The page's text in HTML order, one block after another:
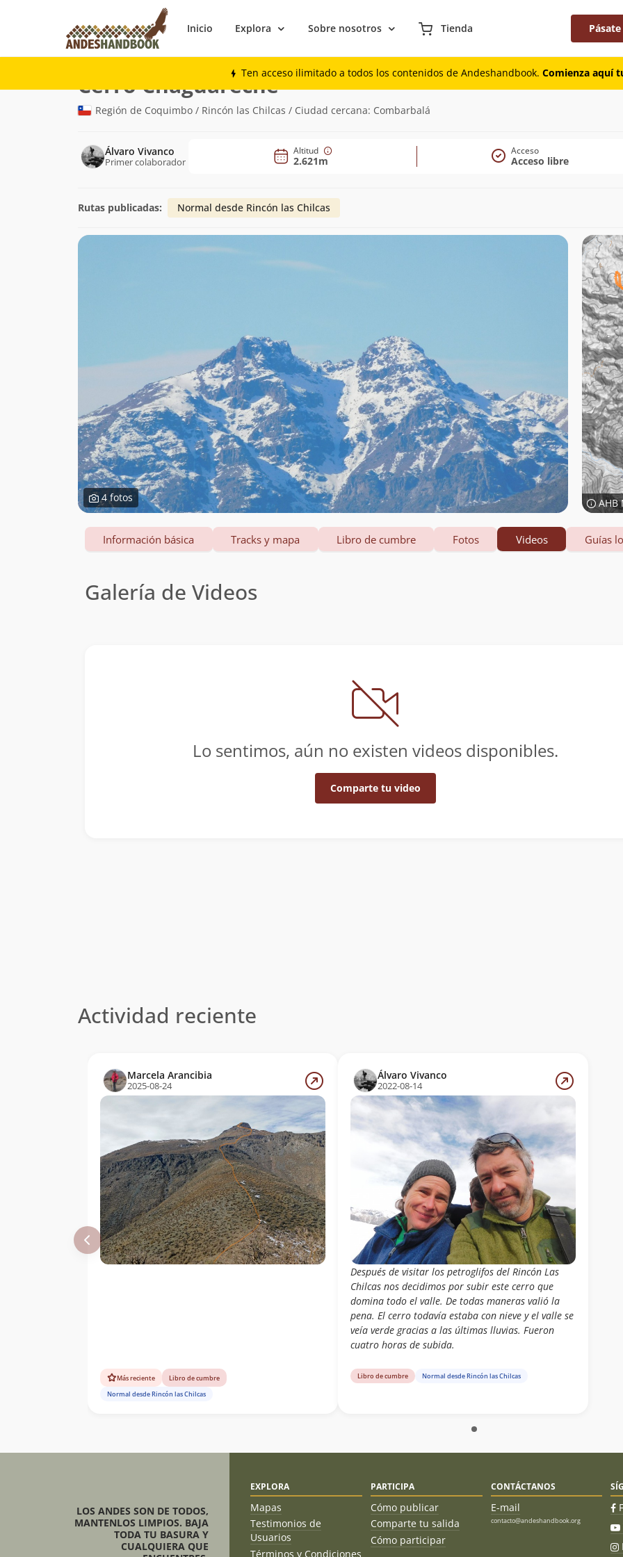
Inicio Explora Sobre nosotros Tienda
Ten acceso ilimitado a todos los contenidos de Andeshandbook. Comienza aquí
Montaña
Cerro Chaguareche(2.621m)
Región de Coquimbo / Rincón las Chilcas / Ciudad cercana: Combarbalá
Álvaro Vivanco
Primer colaborador
Altitud
2.621m
Acceso
Acceso libre
Rutas publicadas: Normal desde Rincón las Chilcas
4 fotos AHB
Información básica Tracks y mapa Libro de cumbre Fotos Videos Guías
Galería de Videos
Lo sentimos, aún no existen videos disponibles.
Comparte tu video
Actividad reciente
Marcela Arancibia
2025-08-24
Más reciente
Libro de cumbre
Normal desde Rincón las Chilcas
Álvaro Vivanco
2022-08-14
Después de visitar los petroglifos del Rincón Las
Chilcas nos decidimos por subir este cerro que
domina todo el valle. De todas maneras valió la
pena. El cerro todavía estaba con nieve y el valle se
veía verde gracias a las últimas lluvias. Fueron
cuatro horas de subida.
Libro de cumbre Normal desde Rincón las Chilcas
LOS ANDES SON DE TODOS,
MANTENLOS LIMPIOS. BAJA
TODA TU BASURA Y
CUALQUIERA QUE
EXPLORA
Mapas
Testimonios de
Usuarios
Términos y Condiciones
PARTICIPA
Cómo publicar
Comparte tu salida
Cómo participar
CONTÁCTANOS
E-mail
contacto@andeshandbook.org